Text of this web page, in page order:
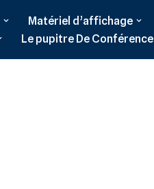
Matériel d’affichage
Le pupitre De Conférence